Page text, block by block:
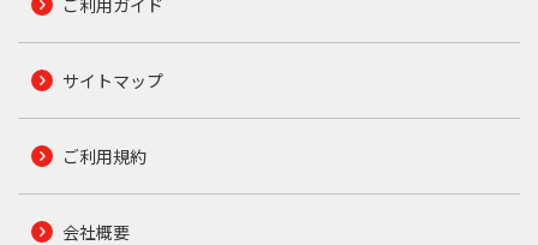
サイトマップ
ご利用規約
会社概要